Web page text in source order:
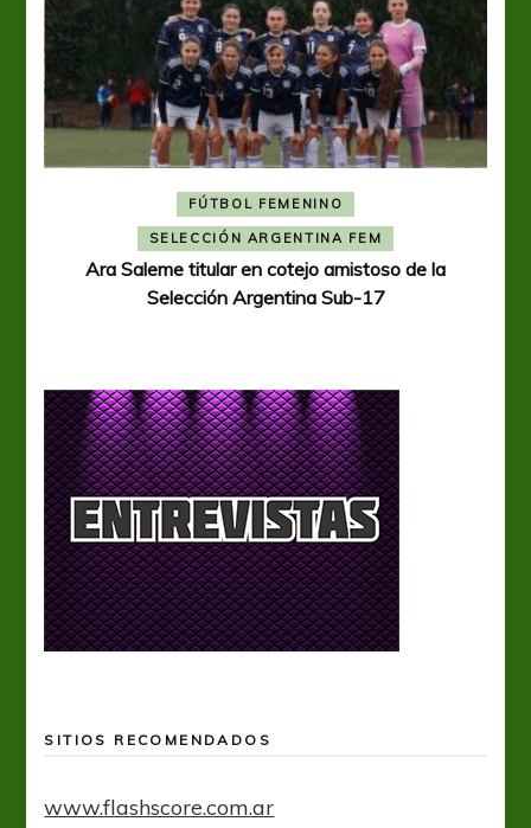
FÚTBOL FEMENINO
SELECCIÓN ARGENTINA FEM
Ara Saleme titular en cotejo amistoso de la
Selección Argentina Sub-17
SITIOS RECOMENDADOS
www.flashscore.com.ar